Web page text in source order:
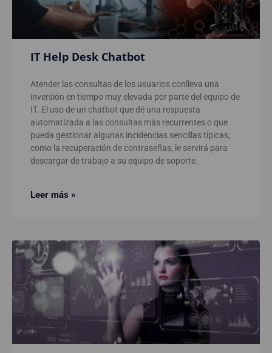
IT Help Desk Chatbot
Atender las consultas de los usuarios conlleva una
inversión en tiempo muy elevada por parte del equipo de
IT. El uso de un chatbot que dé una respuesta
automatizada a las consultas más recurrentes o que
pueda gestionar algunas incidencias sencillas típicas,
como la recuperación de contraseñas, le servirá para
descargar de trabajo a su equipo de soporte.
Leer más »